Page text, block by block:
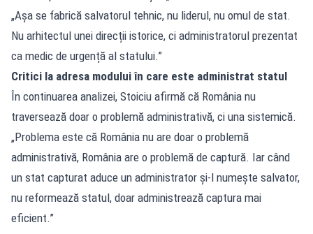
„Așa se fabrică salvatorul tehnic, nu liderul, nu omul de stat.
Nu arhitectul unei direcții istorice, ci administratorul prezentat
ca medic de urgență al statului.”
Critici la adresa modului în care este administrat statul
În continuarea analizei, Stoiciu afirmă că România nu
traversează doar o problemă administrativă, ci una sistemică.
„Problema este că România nu are doar o problemă
administrativă, România are o problemă de captură. Iar când
un stat capturat aduce un administrator și-l numește salvator,
nu reformează statul, doar administrează captura mai
eficient.”